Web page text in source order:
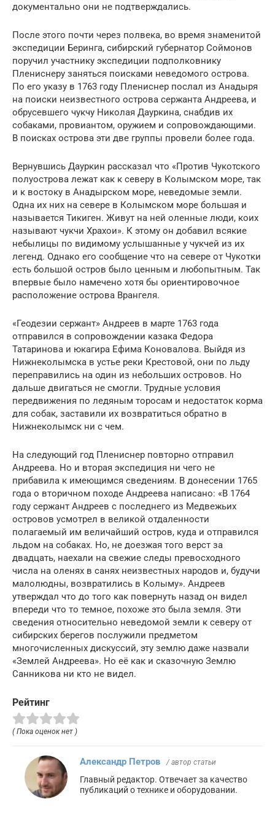
документально они не подтверждались.
После этого почти через полвека, во время знаменитой
экспедиции Беринга, сибирский губернатор Соймонов
поручил участнику экспедиции подполковнику
Плениснеру заняться поисками неведомого острова.
По его указу в 1763 году Плениснер послал из Анадыря
на поиски неизвестного острова сержанта Андреева, и
обрусевшего чукчу Николая Дауркина, снабдив их
собаками, провиантом, оружием и сопровождающими.
В поисках острова эти две группы провели более года.
Вернувшись Дауркин рассказал что «Против Чукотского
полуострова лежат как к северу в Колымском море, так
и к востоку в Анадырском море, неведомые земли.
Одна их них на севере в Колымском море большая и
называется Тикиген. Живут на ней оленные люди, коих
называют чукчи Храхои». К этому он добавил всякие
небылицы по видимому услышанные у чукчей из их
легенд. Однако его сообщение что на севере от Чукотки
есть большой остров было ценным и любопытным. Так
впервые было намечено хотя бы ориентировочное
расположение острова Врангеля.
«Геодезии сержант» Андреев в марте 1763 года
отправился в сопровождении казака Федора
Татаринова и юкагира Ефима Коновалова. Выйдя из
Нижнеколымска в устье реки Крестовой, они по льду
переправились на один из небольших островов. Но
дальше двигаться не смогли. Трудные условия
передвижения по ледяным торосам и недостаток корма
для собак, заставили их возвратиться обратно в
Нижнеколымск ни с чем.
На следующий год Плениснер повторно отправил
Андреева. Но и вторая экспедиция ни чего не
прибавила к имеющимся сведениям. В донесении 1765
года о вторичном походе Андреева написано: «В 1764
году сержант Андреев с последнего из Медвежьих
островов усмотрел в великой отдаленности
полагаемый им величайший остров, куда и отправился
льдом на собаках. Но, не доезжая того верст за
двадцать, наехали на свежие следы превосходного
числа на оленях в санях неизвестных народов и, будучи
малолюдны, возвратились в Колыму». Андреев
утверждал что до того как повернуть назад он видел
впереди что то темное, похоже это была земля. Эти
сведения относительно неведомой земли к северу от
сибирских берегов послужили предметом
многочисленных дискуссий, эту землю даже назвали
«Землей Андреева». Но её как и сказочную Землю
Санникова ни кто не видел.
Рейтинг
( Пока оценок нет )
Александр Петров / автор статьи
Главный редактор. Отвечает за качество
публикаций о технике и оборудовании.